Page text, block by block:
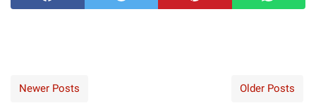
Newer Posts Older Posts